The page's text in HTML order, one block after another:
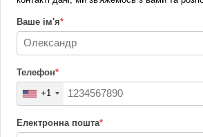
Ваше ім'я*
Телефон*
+1
Електронна пошта*